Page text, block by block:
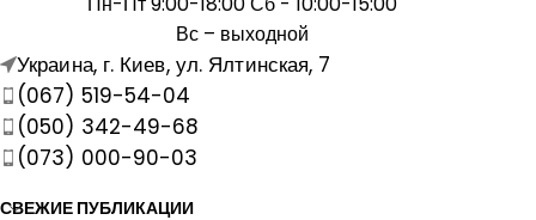
280
ВЫСОТА, ММ
ШИРИНА, ММ
Вс – выходной
Украина, г. Киев, ул. Ялтинская, 7
(067) 519-54-04
(050) 342-49-68
(073) 000-90-03
СВЕЖИЕ ПУБЛИКАЦИИ